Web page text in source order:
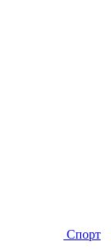
Спорт